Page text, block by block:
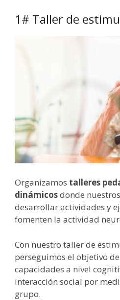
1# Taller de
Organizamos talleres
dinámicosdonde
desarrollar actividades y
fomenten la actividad
Con nuestro taller de
perseguimos el objetivo
capacidades a nivel
interacción social por
grupo.